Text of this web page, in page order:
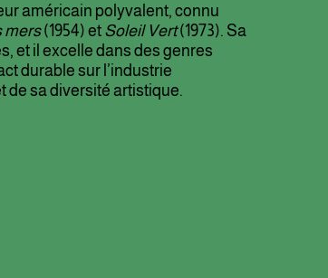
américain polyvalent, connu
mers(1954) et Soleil Vert(1973). Sa
et il excelle dans des genres
durable sur l’industrie
de sa diversité artistique.